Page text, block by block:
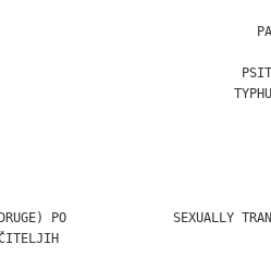
TYPHUS
(DRUGE) PO              SEXUALLY